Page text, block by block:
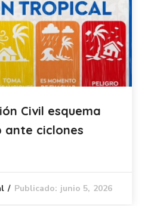
Civil esquema
ciclones
Publicado: junio 5, 2026